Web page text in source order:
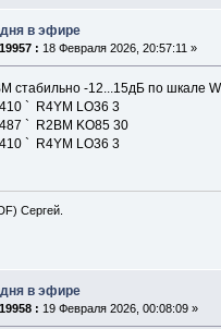
в эфире
: 18 Февраля 2026, 20:57:11 »
стабильно -12...15дБ по шкале
` R4YM LO36 3
` R2BM KO85 30
` R4YM LO36 3
Сергей.
в эфире
: 19 Февраля 2026, 00:08:09 »